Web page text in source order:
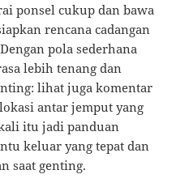
ponsel cukup dan bawa
rencana cadangan
pola sederhana
lebih tenang dan
lihat juga komentar
antar jemput yang
itu jadi panduan
keluar yang tepat dan
saat genting.